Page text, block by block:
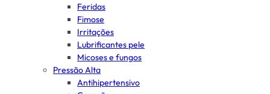
Feridas
Fimose
Irritações
Lubrificantes pele
Micoses e fungos
Pressão Alta
Antihipertensivo